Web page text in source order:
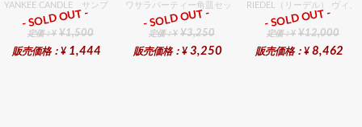
YANKEE CANDLE サンプラー3個・ホルダーセット トロピカル
ギフト
定価：¥ ¥1,500
販売価格：¥ 1,444
- SOLD OUT -
ワサラパーティー角皿セット 4種6個入りセット
ギフト
定価：¥ ¥3,250
販売価格：¥ 3,250
- SOLD OUT -
RIEDEL（リーデル） ヴィ
ギフト
定価：¥ ¥12,000
販売価格：¥ 8,462
- SOLD OUT -